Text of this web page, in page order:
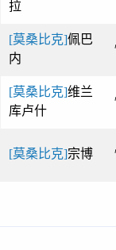
拉
[莫桑比克]佩巴
内
[莫桑比克]维兰
库卢什
[莫桑比克]宗博